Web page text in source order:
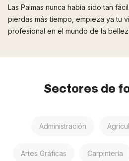
Las Palmas nunca había sido tan
pierdas más tiempo, empieza ya tu
profesional en el mundo de la
Sectores de
Administración
Artes Gráficas Carpintería